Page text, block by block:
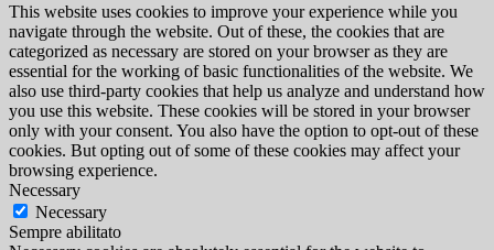
This website uses cookies to improve your experience while you
navigate through the website. Out of these, the cookies that are
categorized as necessary are stored on your browser as they are
essential for the working of basic functionalities of the website. We
also use third-party cookies that help us analyze and understand how
you use this website. These cookies will be stored in your browser
only with your consent. You also have the option to opt-out of these
cookies. But opting out of some of these cookies may affect your
browsing experience.
Necessary
Necessary
Sempre abilitato